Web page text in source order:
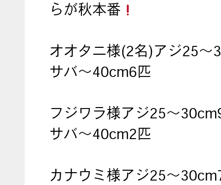
らが秋本番
オオタニ様(2名)アジ25～
サバ～40cm6匹
フジワラ様アジ25～
サバ～40cm2匹
カナウミ様アジ25～